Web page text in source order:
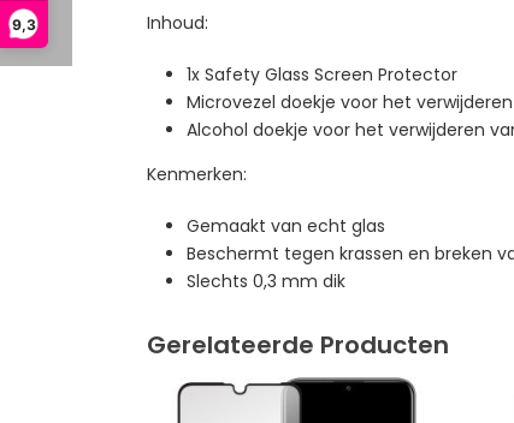
9,3 Inhoud:
1x Safety Glass Screen Protector
Microvezel doekje voor het
Alcohol doekje voor het verwijderen
Kenmerken:
Gemaakt van echt glas
Beschermt tegen krassen en breken
Slechts 0,3 mm dik
Gerelateerde Producten